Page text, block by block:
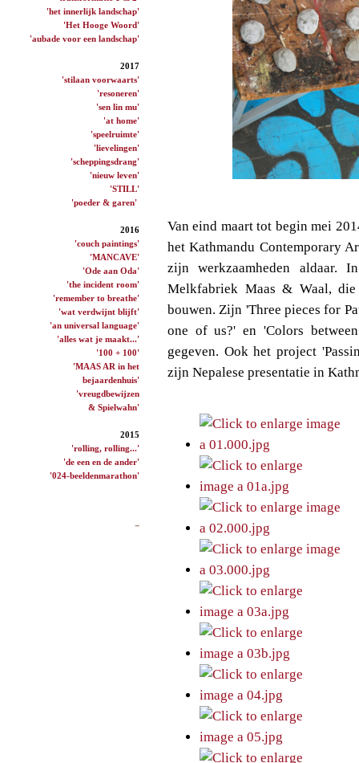
'het innerlijk landschap'
'Het Hooge Woord'
'aubade voor een landschap'
2017
'stilaan voorwaarts'
'resoneren'
'sen lin mu'
'at home'
'speelruimte'
'lievelingen'
'scheppingsdrang'
'nieuw leven'
'STILL'
'poeder & garen'
2016
'couch paintings'
'MANCAVE'
'Ode aan Oda'
'the incident room'
'remember to breathe'
'wat verdwijnt blijft'
'an universal language'
'alles wat je maakt...'
'100 + 100'
'MAAS AR in het
bejaardenhuis'
'vreugdbewijzen
& Spielwahn'
2015
'rolling, rolling...'
'de een en de ander'
'024-beeldenmarathon'
Van eind maart tot begin mei
het Kathmandu Contemporary
zijn werkzaamheden aldaar.
Melkfabriek Maas & Waal,
bouwen. Zijn 'Three pieces for
one of us?' en 'Colors
gegeven. Ook het project
zijn Nepalese presentatie in